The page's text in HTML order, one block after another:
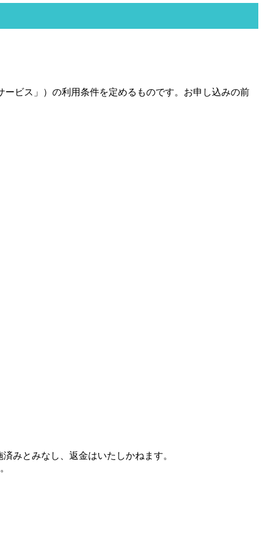
ビス」）の利用条件を定めるものです。お申し込みの前
みとみなし、返金はいたしかねます。